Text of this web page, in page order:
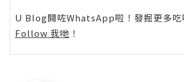
U Blog開咗WhatsApp啦！發掘更多吃
Follow 我哋 ！